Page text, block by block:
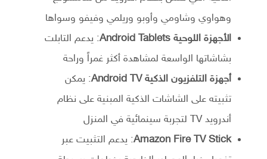
وهواوي وشاومي وأوبو وريلمي وفيفو وسواها
الأجهزة اللوحية Android Tablets
: يدعم التابلت
بشاشاتها الواسعة لمشاهدة أكثر غمراً وراحة
أجهزة التلفزيون الذكية Android TV
: يمكن
تثبيته على الشاشات الذكية المبنية على نظام
أندرويد TV لتجربة سينمائية في المنزل
Amazon Fire TV Stick: يدعم التثبيت عبر